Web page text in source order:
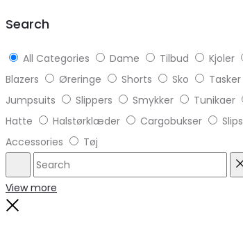
Search
All Categories Dame Tilbud Kjoler
Blazers
Øreringe Shorts Sko Tasker
Jumpsuits
Slippers Smykker Tunikaer
Hatte
Halstørklæder Cargobukser Slips
Accessories
Tøj
Search
View more